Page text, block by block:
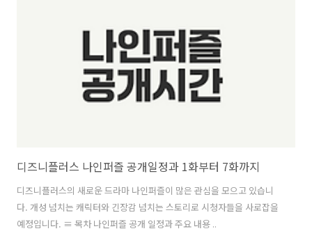
많은 팬들의 사랑을 받아왔습니다. 이 섹션에서는 주요 캐릭터들의 배경,
렌고쿠의 비극적인 운명, 아카자의 숨겨진 의도에 대해 분석해보겠습
디즈니플러스 나인퍼즐 공개일정과 1화부터 7화까지
디즈니플러스의 새로운 드라마 나인퍼즐이 많은 관심을 모으고 있습니
다. 개성 넘치는 캐릭터와 긴장감 넘치는 스토리로 시청자들을 사로잡을
예정입니다. ≡ 목차 나인퍼즐 공개 일정과 주요 내용 ..